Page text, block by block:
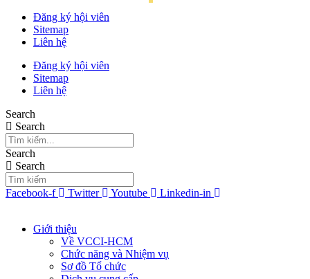
Đăng ký hội viên
Sitemap
Liên hệ
Đăng ký hội viên
Sitemap
Liên hệ
Search
Search
Search
Search
Facebook-f Twitter Youtube Linkedin-in
Giới thiệu
Về VCCI-HCM
Chức năng và Nhiệm vụ
Sơ đồ Tổ chức